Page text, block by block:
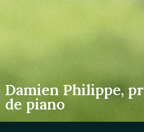
Damien Philippe,
de piano